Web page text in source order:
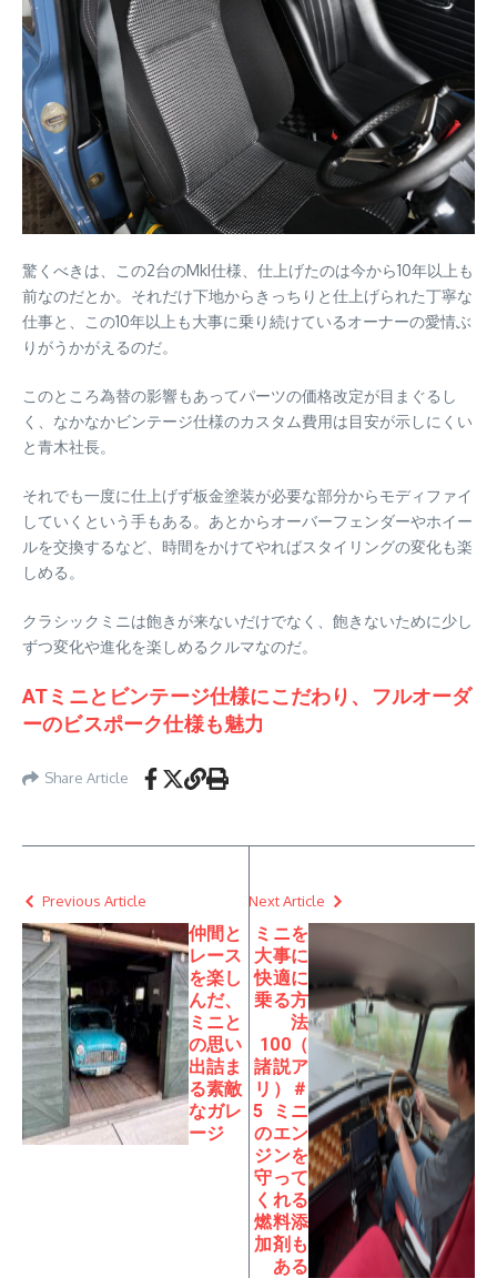
驚くべきは、この2台のMkI仕様、仕上げたのは今から10年以上も
前なのだとか。それだけ下地からきっちりと仕上げられた丁寧な
仕事と、この10年以上も大事に乗り続けているオーナーの愛情ぶ
りがうかがえるのだ。
このところ為替の影響もあってパーツの価格改定が目まぐるし
く、なかなかビンテージ仕様のカスタム費用は目安が示しにくい
と青木社長。
それでも一度に仕上げず板金塗装が必要な部分からモディファイ
していくという手もある。あとからオーバーフェンダーやホイー
ルを交換するなど、時間をかけてやればスタイリングの変化も楽
しめる。
クラシックミニは飽きが来ないだけでなく、飽きないために少し
ずつ変化や進化を楽しめるクルマなのだ。
ATミニとビンテージ仕様にこだわり、フルオーダ
ーのビスポーク仕様も魅力
Share Article
Previous Article
仲間と
レース
を楽し
んだ、
ミニと
の思い
出詰ま
る素敵
なガレ
ージ
Next Article
ミニを
大事に
快適に
乗る方
法
100（
諸説ア
リ）＃
5 ミニ
のエン
ジンを
守って
くれる
燃料添
加剤も
ある